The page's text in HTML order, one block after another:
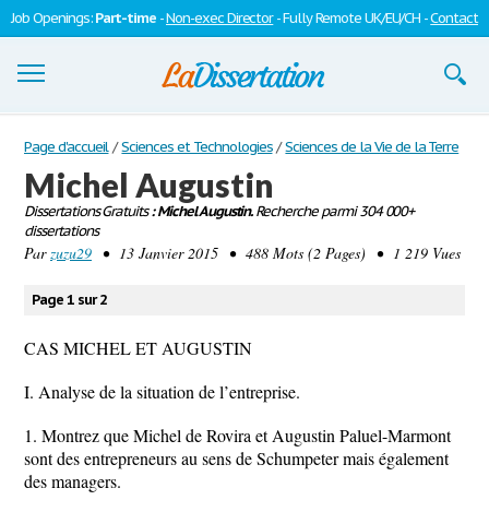
Job Openings:Part-time -Non-exec Director- Fully Remote UK/EU/CH -Contact
Dissertations
S'inscrire
Se connecter
Page d'accueil / Sciences et Technologies / Sciences de la Vie de la Terre
Michel Augustin
Dissertations Gratuits: Michel Augustin.Recherche parmi 304 000+
dissertations
Parzuzu29 • 13 Janvier 2015 • 488 Mots (2 Pages) • 1 219 Vues
Page 1 sur 2
CAS MICHEL ET AUGUSTIN
I. Analyse de la situation de l’entreprise.
1. Montrez que Michel de Rovira et Augustin Paluel-Marmont
sont des entrepreneurs au sens de Schumpeter mais également
des managers.